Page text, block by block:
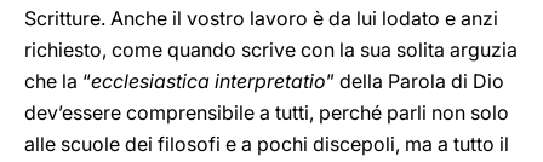
Scritture. Anche il vostro lavoro è da lui lodato e anzi
richiesto, come quando scrive con la sua solita arguzia
che la “ecclesiastica interpretatio” della Parola di Dio
dev’essere comprensibile a tutti, perché parli non solo
alle scuole dei filosofi e a pochi discepoli, ma a tutto il